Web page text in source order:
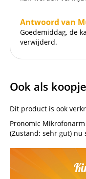
Antwoord van
Goedemiddag, de
verwijderd.
Ook als
Dit product is ook
Pronomic
(Zustand: sehr gut) nu